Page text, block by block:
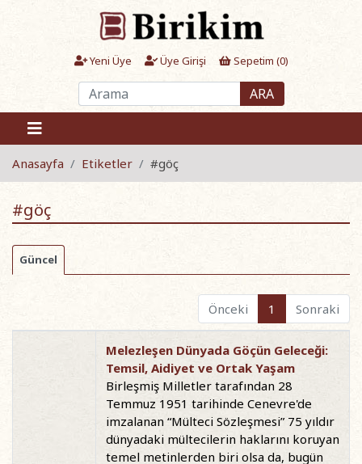
Yeni Üye Üye Girişi Sepetim (0)
ARA
Anasayfa Etiketler #göç
#göç
Güncel
Önceki 1 Sonraki
Melezleşen Dünyada Göçün Geleceği:
Temsil, Aidiyet ve Ortak Yaşam
Birleşmiş Milletler tarafından 28
Temmuz 1951 tarihinde Cenevre'de
imzalanan “Mülteci Sözleşmesi” 75 yıldır
dünyadaki mültecilerin haklarını koruyan
temel metinlerden biri olsa da, bugün